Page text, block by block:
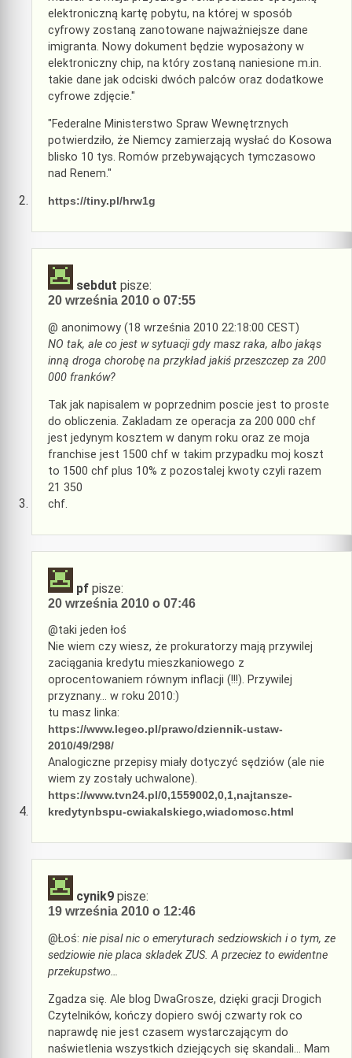
elektroniczną kartę pobytu, na której w sposób
cyfrowy zostaną zanotowane najważniejsze dane
imigranta. Nowy dokument będzie wyposażony w
elektroniczny chip, na który zostaną naniesione m.in.
takie dane jak odciski dwóch palców oraz dodatkowe
cyfrowe zdjęcie."
"Federalne Ministerstwo Spraw Wewnętrznych
potwierdziło, że Niemcy zamierzają wysłać do Kosowa
blisko 10 tys. Romów przebywających tymczasowo
nad Renem."
https://tiny.pl/hrw1g
sebdut pisze:
20 września 2010 o 07:55
@ anonimowy (18 września 2010 22:18:00 CEST)
NO tak, ale co jest w sytuacji gdy masz raka, albo jakąs
inną droga chorobę na przykład jakiś przeszczep za 200
000 franków?
Tak jak napisalem w poprzednim poscie jest to proste
do obliczenia. Zakladam ze operacja za 200 000 chf
jest jedynym kosztem w danym roku oraz ze moja
franchise jest 1500 chf w takim przypadku moj koszt
to 1500 chf plus 10% z pozostalej kwoty czyli razem
21 350
chf.
pf pisze:
20 września 2010 o 07:46
@taki jeden łoś
Nie wiem czy wiesz, że prokuratorzy mają przywilej
zaciągania kredytu mieszkaniowego z
oprocentowaniem równym inflacji (!!!). Przywilej
przyznany… w roku 2010:)
tu masz linka:
https://www.legeo.pl/prawo/dziennik-ustaw-
2010/49/298/
Analogiczne przepisy miały dotyczyć sędziów (ale nie
wiem zy zostały uchwalone).
https://www.tvn24.pl/0,1559002,0,1,najtansze-
kredytynbspu-cwiakalskiego,wiadomosc.html
cynik9 pisze:
19 września 2010 o 12:46
@Łoś: nie pisal nic o emeryturach sedziowskich i o tym, ze
sedziowie nie placa skladek ZUS. A przeciez to ewidentne
przekupstwo…
Zgadza się. Ale blog DwaGrosze, dzięki gracji Drogich
Czytelników, kończy dopiero swój czwarty rok co
naprawdę nie jest czasem wystarczającym do
naświetlenia wszystkich dziejących się skandali… Mam